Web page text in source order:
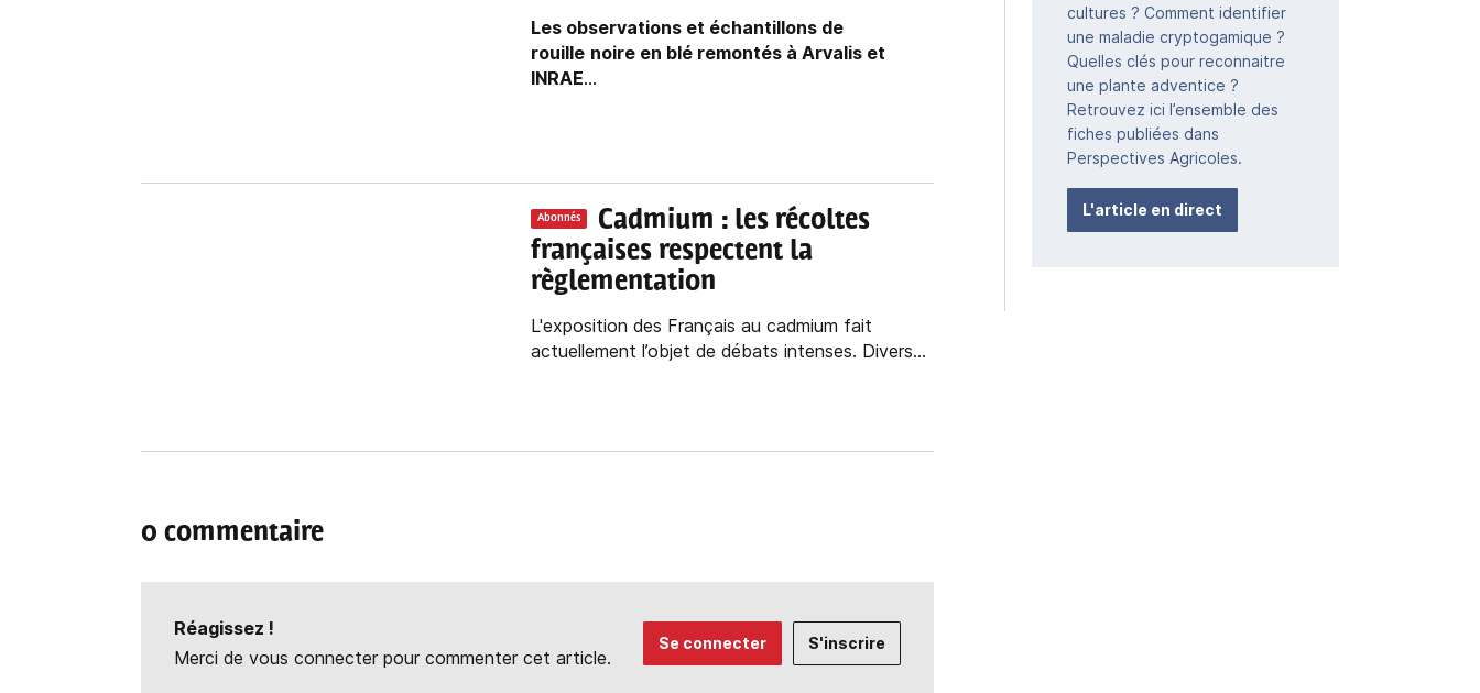
Les observations et échantillons de
rouille noire en blé remontés à Arvalis et
INRAE...
Abonnés
Cadmium : les récoltes
françaises respectent la
règlementation
L'exposition des Français au cadmium fait
actuellement l’objet de débats intenses. Divers...
0 commentaire
Réagissez !
Merci de vous connecter pour commenter cet article.
Se connecter S'inscrire
cultures ? Comment identifier
une maladie cryptogamique ?
Quelles clés pour reconnaitre
une plante adventice ?
Retrouvez ici l’ensemble des
fiches publiées dans
Perspectives Agricoles.
L'article en direct